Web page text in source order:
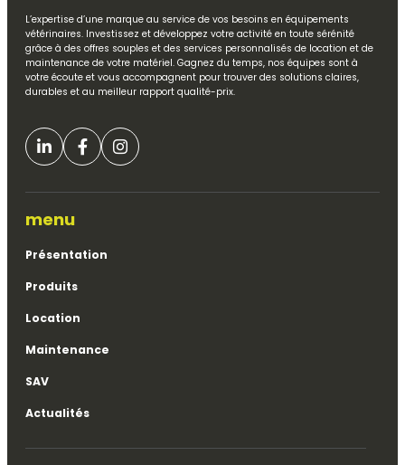
L’expertise d’une marque au service de vos besoins en équipements
vétérinaires. Investissez et développez votre activité en toute sérénité
grâce à des offres souples et des services personnalisés de location et de
maintenance de votre matériel. Gagnez du temps, nos équipes sont à
votre écoute et vous accompagnent pour trouver des solutions claires,
durables et au meilleur rapport qualité-prix.
menu
Présentation
Produits
Location
Maintenance
SAV
Actualités